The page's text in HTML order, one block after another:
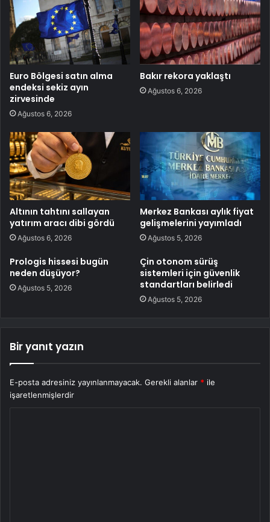
Euro Bölgesi satın alma
endeksi sekiz ayın
zirvesinde
Ağustos 6, 2026
Bakır rekora yaklaştı
Ağustos 6, 2026
Altının tahtını sallayan
yatırım aracı dibi gördü
Ağustos 6, 2026
Merkez Bankası aylık fiyat
gelişmelerini yayımladı
Ağustos 5, 2026
Prologis hissesi bugün
neden düşüyor?
Ağustos 5, 2026
Çin otonom sürüş
sistemleri için güvenlik
standartları belirledi
Ağustos 5, 2026
Bir yanıt yazın
E-posta adresiniz yayınlanmayacak. Gerekli alanlar * ile
işaretlenmişlerdir